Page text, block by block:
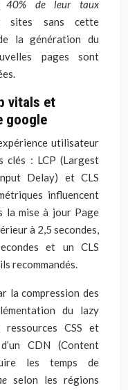
40% de leur taux
sites sans cette
la génération du
pages sont
vitals et
google
utilisateur
clés : LCP (Largest
Delay) et CLS
influencent
la mise à jour Page
à 2,5 secondes,
et un CLS
recommandés.
la compression des
du lazy
CSS et
CDN (Content
les temps de
selon les régions